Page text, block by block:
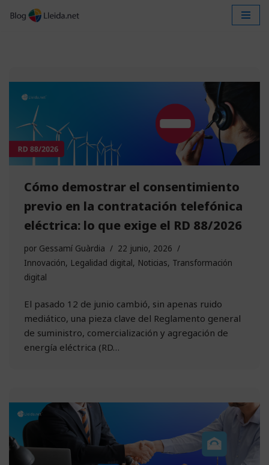
Cómo demostrar el consentimiento
previo en la contratación telefónica
eléctrica: lo que exige el RD 88/2026
por Gessamí Guàrdia
22 junio, 2026
Innovación, Legalidad digital, Noticias, Transformación
digital
El pasado 12 de junio cambió, sin apenas ruido
mediático, una pieza clave del Reglamento general
de suministro, comercialización y agregación de
energía eléctrica (RD…